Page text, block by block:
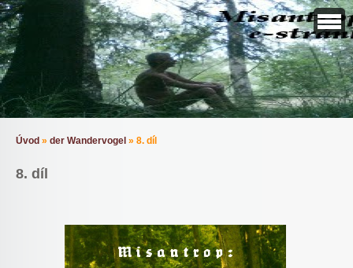
Úvod » der Wandervogel » 8. díl
8. díl